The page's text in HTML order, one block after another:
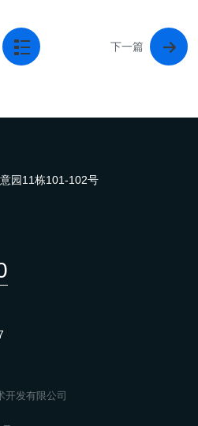
下一篇
开发有限公司
园11栋101-102号